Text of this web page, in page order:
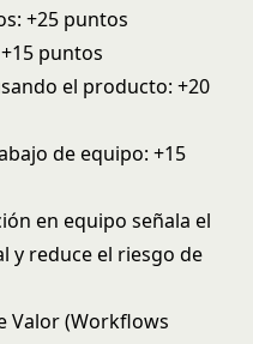
+25 puntos
puntos
el producto: +20
de equipo: +15
en equipo señala el
y reduce el riesgo de
Valor (Workflows